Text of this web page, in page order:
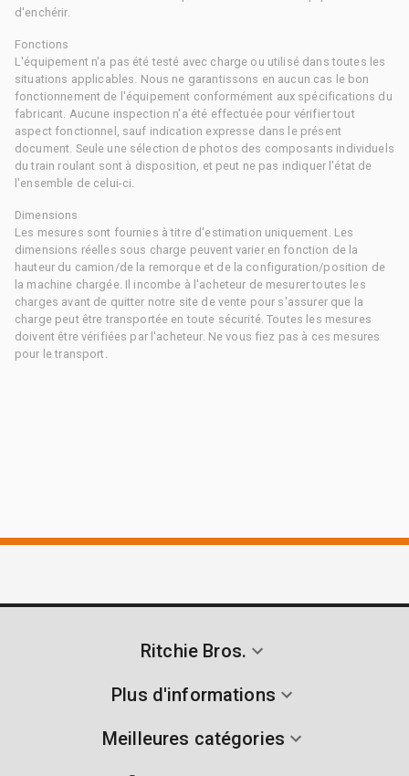
d'enchérir.
Fonctions
L'équipement n'a pas été testé avec charge ou utilisé dans toutes les
situations applicables. Nous ne garantissons en aucun cas le bon
fonctionnement de l'équipement conformément aux spécifications du
fabricant. Aucune inspection n'a été effectuée pour vérifier tout
aspect fonctionnel, sauf indication expresse dans le présent
document. Seule une sélection de photos des composants individuels
du train roulant sont à disposition, et peut ne pas indiquer l'état de
l'ensemble de celui-ci.
Dimensions
Les mesures sont fournies à titre d'estimation uniquement. Les
dimensions réelles sous charge peuvent varier en fonction de la
hauteur du camion/de la remorque et de la configuration/position de
la machine chargée. Il incombe à l'acheteur de mesurer toutes les
charges avant de quitter notre site de vente pour s'assurer que la
charge peut être transportée en toute sécurité. Toutes les mesures
doivent être vérifiées par l'acheteur. Ne vous fiez pas à ces mesures
pour le transport.
Ritchie Bros.
Plus d'informations
Meilleures catégories